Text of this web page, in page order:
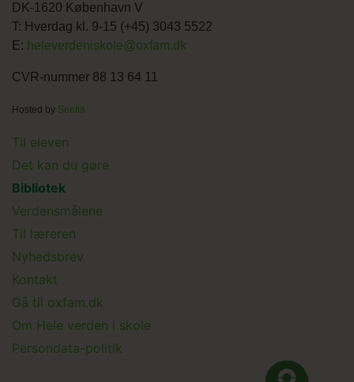
DK-1620 København V
T: Hverdag kl. 9-15 (+45) 3043 5522
E: heleverdeniskole@oxfam.dk
CVR-nummer 88 13 64 11
Hosted by Sentia
Main
menu
Til eleven
Det kan du gøre
Bibliotek
Verdensmålene
Til læreren
Main
Submenu
Nyhedsbrev
Kontakt
Gå til oxfam.dk
Om Hele verden i skole
Persondata-politik